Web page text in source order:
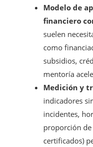
Modelo de
financiero
suelen
como
subsidios,
mentoría
Medición y
indicadores
incidentes,
proporción
certificados)